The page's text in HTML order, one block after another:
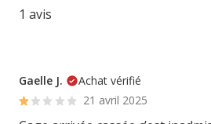
1 avis
Gaelle J.
Achat vérifié
21 avril 2025